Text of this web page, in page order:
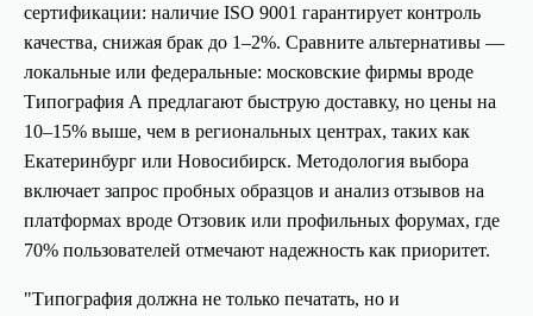
сертификации: наличие ISO 9001 гарантирует контроль
качества, снижая брак до 1–2%. Сравните альтернативы —
локальные или федеральные: московские фирмы вроде
Типография А предлагают быструю доставку, но цены на
10–15% выше, чем в региональных центрах, таких как
Екатеринбург или Новосибирск. Методология выбора
включает запрос пробных образцов и анализ отзывов на
платформах вроде Отзовик или профильных форумах, где
70% пользователей отмечают надежность как приоритет.
"Типография должна не только печатать, но и